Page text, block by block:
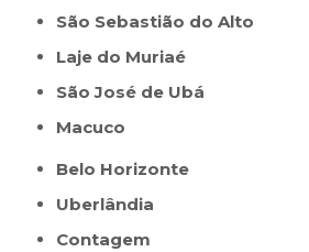
São Sebastião do Alto
Laje do Muriaé
São José de Ubá
Macuco
Belo Horizonte
Uberlândia
Contagem